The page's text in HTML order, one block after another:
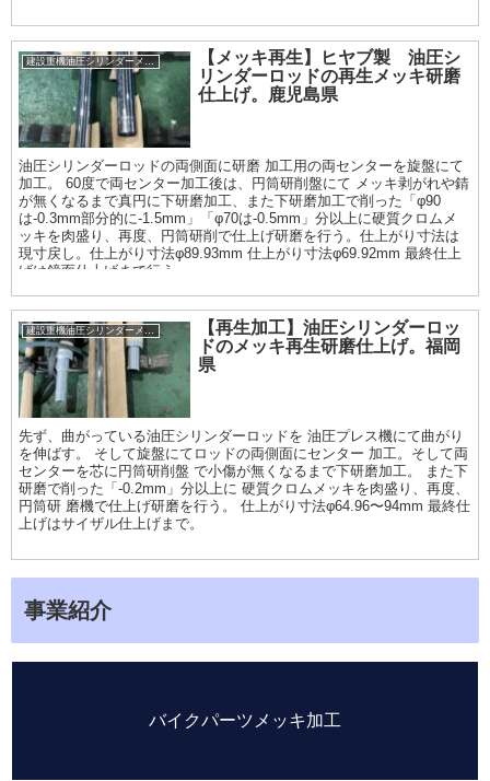
建設重機油圧シリンダーメッキ加工履歴
【メッキ再生】ヒヤブ製 油圧シ
リンダーロッドの再生メッキ研磨
仕上げ。鹿児島県
油圧シリンダーロッドの両側面に研磨 加工用の両センターを旋盤にて
加工。 60度で両センター加工後は、円筒研削盤にて メッキ剥がれや錆
が無くなるまで真円に下研磨加工、また下研磨加工で削った「φ90
は-0.3mm部分的に-1.5mm」「φ70は-0.5mm」分以上に硬質クロムメ
ッキを肉盛り、再度、円筒研削で仕上げ研磨を行う。仕上がり寸法は
現寸戻し。仕上がり寸法φ89.93mm 仕上がり寸法φ69.92mm 最終仕上
げは鏡面仕上げまで行う
建設重機油圧シリンダーメッキ加工履歴
【再生加工】油圧シリンダーロッ
ドのメッキ再生研磨仕上げ。福岡
県
先ず、曲がっている油圧シリンダーロッドを 油圧プレス機にて曲がり
を伸ばす。 そして旋盤にてロッドの両側面にセンター 加工。そして両
センターを芯に円筒研削盤 で小傷が無くなるまで下研磨加工。 また下
研磨で削った「-0.2mm」分以上に 硬質クロムメッキを肉盛り、再度、
円筒研 磨機で仕上げ研磨を行う。 仕上がり寸法φ64.96〜94mm 最終仕
上げはサイザル仕上げまで。
事業紹介
バイクパーツメッキ加工